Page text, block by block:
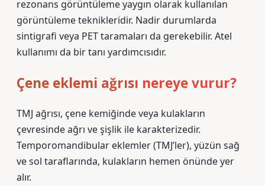
rezonans görüntüleme yaygın olarak kullanılan
görüntüleme teknikleridir. Nadir durumlarda
sintigrafi veya PET taramaları da gerekebilir. Atel
kullanımı da bir tanı yardımcısıdır.
Çene eklemi ağrısı nereye vurur?
TMJ ağrısı, çene kemiğinde veya kulakların
çevresinde ağrı ve şişlik ile karakterizedir.
Temporomandibular eklemler (TMJ’ler), yüzün sağ
ve sol taraflarında, kulakların hemen önünde yer
alır.